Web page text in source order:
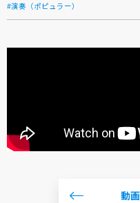
#演奏（ポピュラー）
動